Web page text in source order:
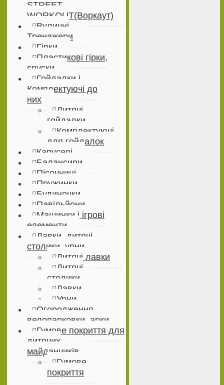
STREET
WORKOUT(Воркаут)
Вуличні
Тренажери
Гірки
Пластикові гірки,
спуски
Гойдалки і
Комплектуючі до
них
Дитячі
гойдалки
Комплектуючі
для гойдалок
Каруселі
Балансири
Пісочниці
Пружинки
Будиночки
Павільйони
Машинки і ігрові
елементи
Лавки, дитячі
столики, урни
Дитячі лавки
Дитячі
столики
Лавки
Урни
Огородження,
велопарковки, арки
Гумове покриття для
дитячих
майданчиків
Гумове
покриття